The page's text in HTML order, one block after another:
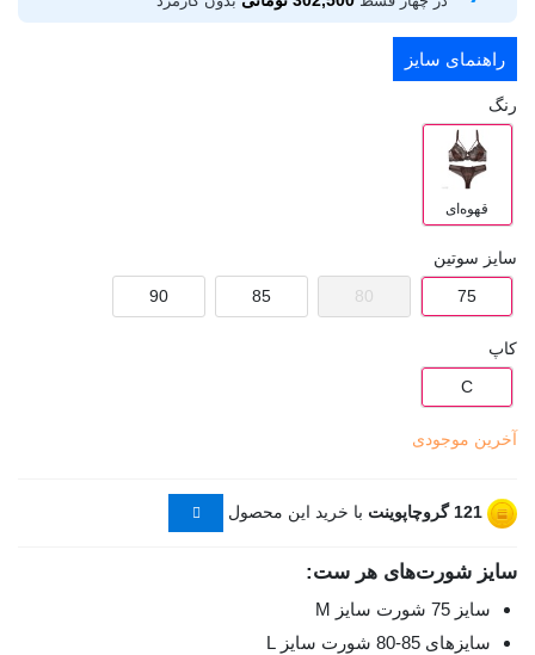
راهنمای سایز
رنگ
قهوه‌ای
سایز سوتین
75
80
85
90
کاپ
C
آخرین موجودی
121 گروچاپوینت با خرید این محصول
سایز شورت‌های هر ست:
سایز 75 شورت سایز M
سایزهای 85-80 شورت سایز L